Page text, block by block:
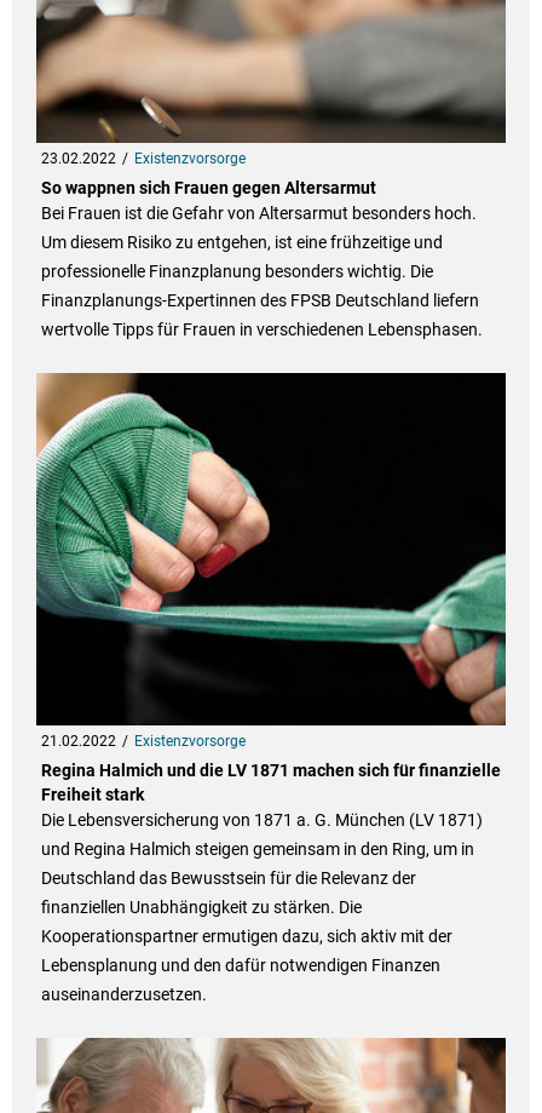
23.02.2022 Existenzvorsorge
So wappnen sich Frauen gegen Altersarmut
Bei Frauen ist die Gefahr von Altersarmut besonders hoch.
Um diesem Risiko zu entgehen, ist eine frühzeitige und
professionelle Finanzplanung besonders wichtig. Die
Finanzplanungs-Expertinnen des FPSB Deutschland liefern
wertvolle Tipps für Frauen in verschiedenen Lebensphasen.
21.02.2022 Existenzvorsorge
Regina Halmich und die LV 1871 machen sich für finanzielle
Freiheit stark
Die Lebensversicherung von 1871 a. G. München (LV 1871)
und Regina Halmich steigen gemeinsam in den Ring, um in
Deutschland das Bewusstsein für die Relevanz der
finanziellen Unabhängigkeit zu stärken. Die
Kooperationspartner ermutigen dazu, sich aktiv mit der
Lebensplanung und den dafür notwendigen Finanzen
auseinanderzusetzen.